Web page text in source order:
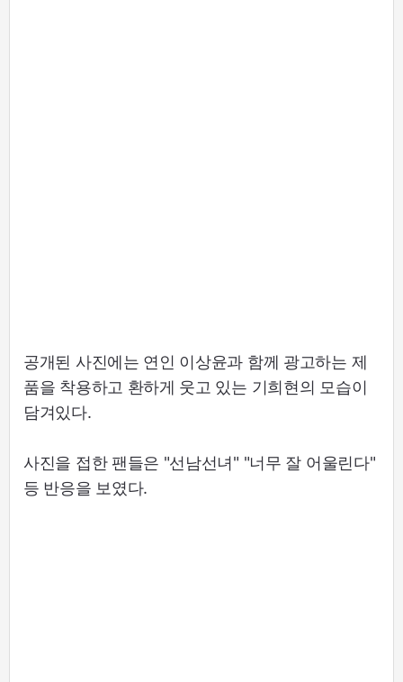
공개된 사진에는 연인 이상윤과 함께 광고하는 제
품을 착용하고 환하게 웃고 있는 기희현의 모습이
담겨있다.
사진을 접한 팬들은 "선남선녀" "너무 잘 어울린다"
등 반응을 보였다.